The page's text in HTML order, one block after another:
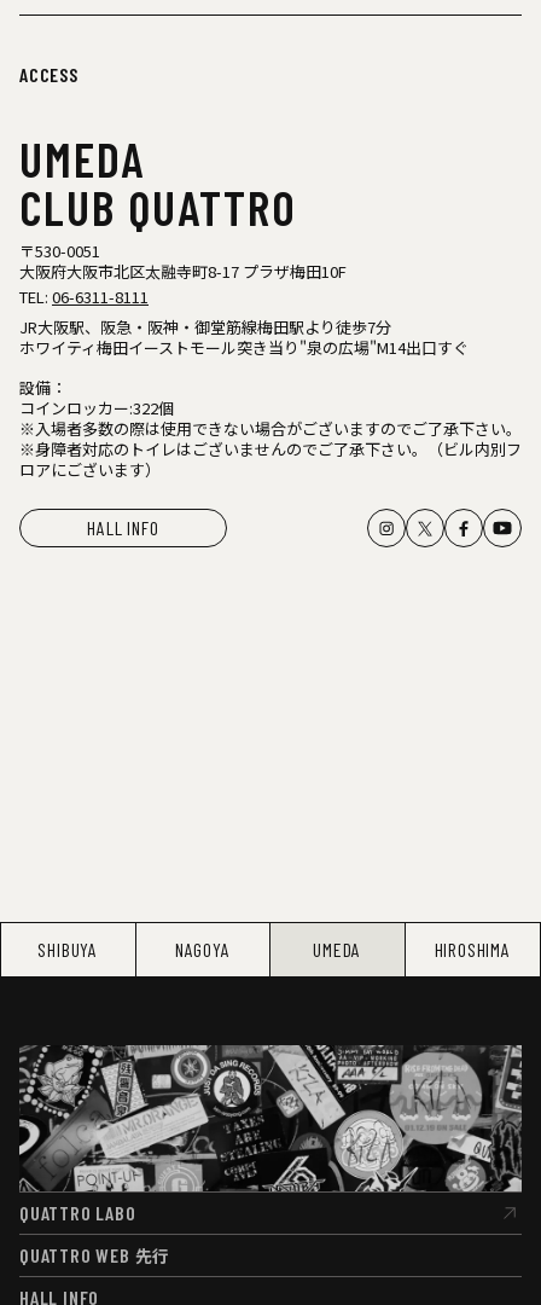
ACCESS
UMEDA
CLUB QUATTRO
〒530-0051
大阪府大阪市北区太融寺町8-17 プラザ梅田10F
TEL: 06-6311-8111
JR大阪駅、阪急・阪神・御堂筋線梅田駅より徒歩7分
ホワイティ梅田イーストモール突き当り"泉の広場"M14出口すぐ
設備：
コインロッカー:322個
※入場者多数の際は使用できない場合がございますのでご了承下さい。
※身障者対応のトイレはございませんのでご了承下さい。（ビル内別フ
ロアにございます）
HALL INFO
SHIBUYA NAGOYA UMEDA HIROSHIMA
QUATTRO LABO
QUATTRO LABO
QUATTRO WEB 先行
QUATTRO WEB先行
HALL INFO